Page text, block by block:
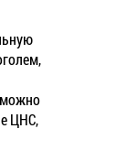
ЦНС,